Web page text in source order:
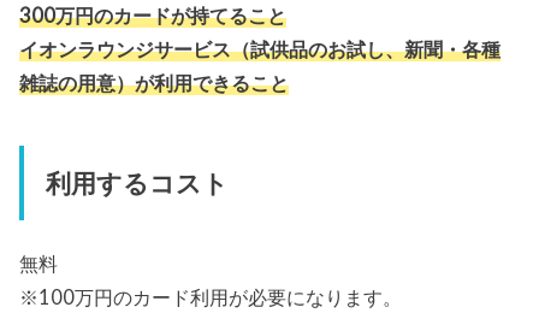
300万円のカードが持てること
イオンラウンジサービス（試供品のお試し、新聞・各種
雑誌の用意）が利用できること
利用するコスト
無料
※100万円のカード利用が必要になります。